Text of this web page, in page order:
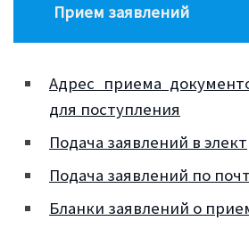
Прием заявлений
Адрес приема
для поступления
Подача заявлений в
Подача заявлений по
Бланки заявлений о